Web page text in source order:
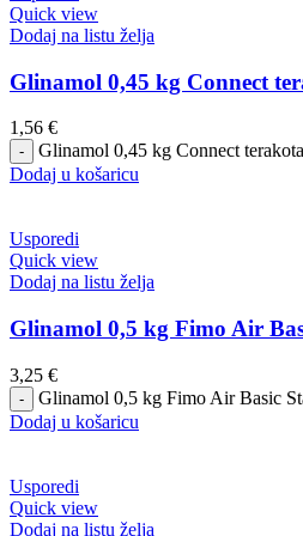
Quick view
Dodaj na listu želja
Glinamol 0,45 kg Connect
1,56 €
Glinamol 0,45 kg Connect
Dodaj u košaricu
Usporedi
Quick view
Dodaj na listu želja
Glinamol 0,5 kg Fimo Air
3,25 €
Glinamol 0,5 kg Fimo Air Basic
Dodaj u košaricu
Usporedi
Quick view
Dodaj na listu želja